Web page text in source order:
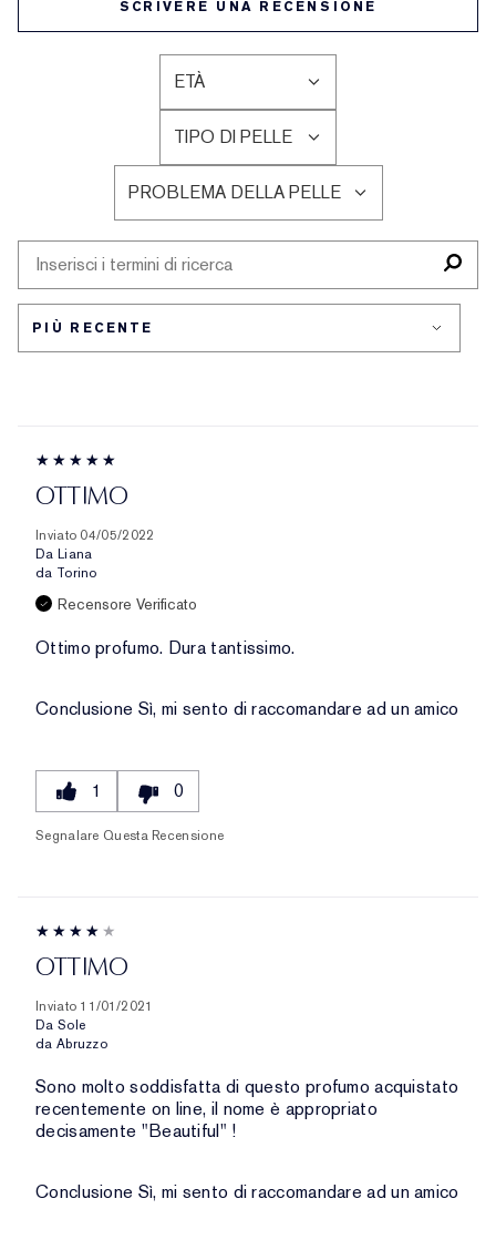
SCRIVERE UNA RECENSIONE
ETÀ
FILTRA
LE
RECENSIONI
PER
ETÀ
TIPO DI PELLE
FILTRA
LE
RECENSIONI
PER
TIPO
DI
PELLE
PROBLEMA DELLA PELLE
FILTRA
LE
PER
DELLA
OTTIMO
Inviato 04/05/2022
Da Liana
da Torino
Recensore Verificato
Ottimo profumo. Dura tantissimo.
Conclusione Sì, mi sento di raccomandare ad un amico
1 0
Segnalare Questa Recensione
OTTIMO
Inviato 11/01/2021
Da Sole
da Abruzzo
Sono molto soddisfatta di questo profumo acquistato
recentemente on line, il nome è appropriato
decisamente "Beautiful" !
Conclusione Sì, mi sento di raccomandare ad un amico